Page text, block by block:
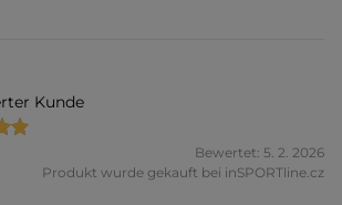
Kunde
Bewertet: 5. 2. 2026
Produkt wurde gekauft bei inSPORTline.cz